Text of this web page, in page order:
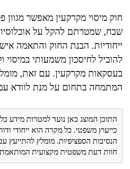
חוק מיסוי מקרקעין מאפשר מגוון
שבח, שמטרתם להקל על
ייחודיות. הבנת החוק והתאמה
להוביל לחיסכון משמעותי במיסוי
בעסקאות מקרקעין. עם זאת,
המתמחה בתחום על מנת לוודא
התוכן המוצג כאן נועד למטרות מידע
כייעוץ משפטי. כל מקרה הוא ייחודי
הנסיבות הספציפיות. מומלץ להתייעץ
חוות דעת משפטית מקצועית